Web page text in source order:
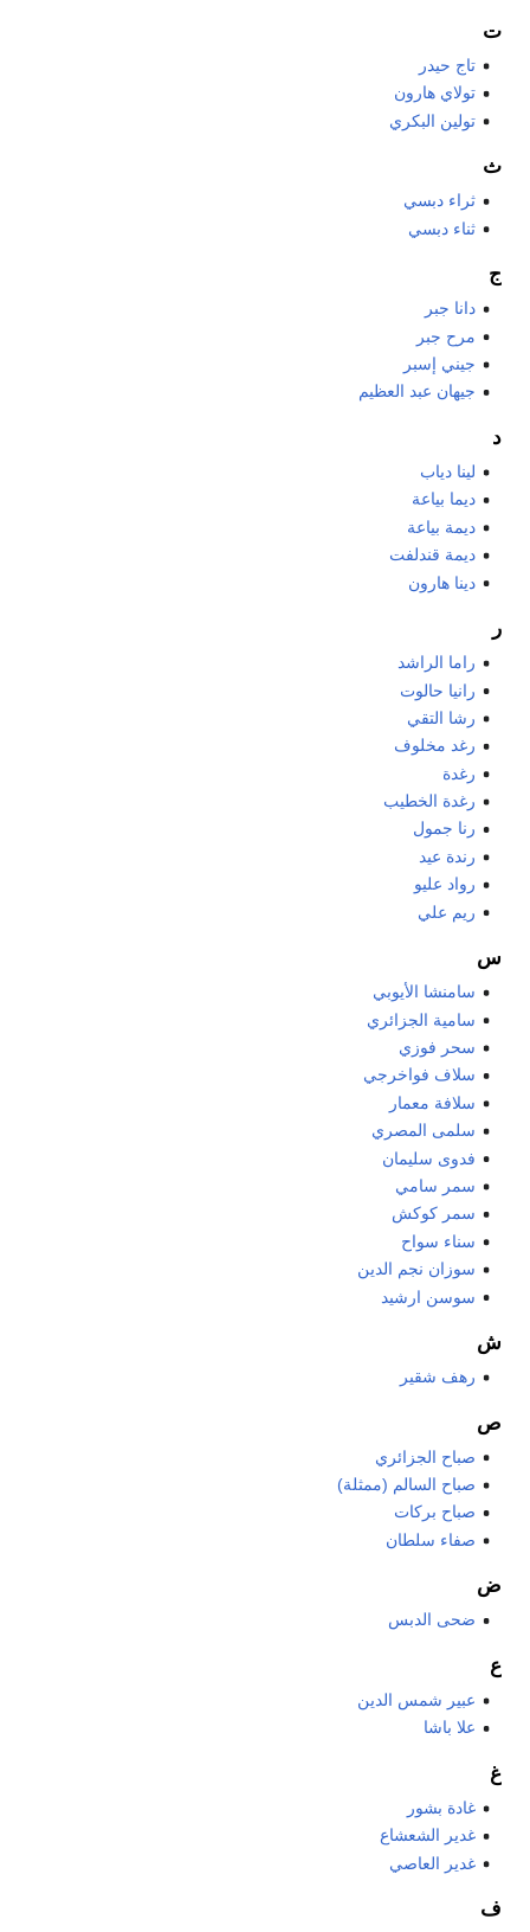
ت
تاج حيدر
تولاي هارون
تولين البكري
ث
ثراء دبسي
ثناء دبسي
ج
دانا جبر
مرح جبر
جيني إسبر
جيهان عبد العظيم
د
لينا دياب
ديما بياعة
ديمة بياعة
ديمة قندلفت
دينا هارون
ر
راما الراشد
رانيا حالوت
رشا التقي
رغد مخلوف
رغدة
رغدة الخطيب
رنا جمول
رندة عيد
رواد عليو
ريم علي
س
سامنشا الأيوبي
سامية الجزائري
سحر فوزي
سلاف فواخرجي
سلافة معمار
سلمى المصري
فدوى سليمان
سمر سامي
سمر كوكش
سناء سواح
سوزان نجم الدين
سوسن ارشيد
ش
رهف شقير
ص
صباح الجزائري
صباح السالم (ممثلة)
صباح بركات
صفاء سلطان
ض
ضحى الدبس
ع
عبير شمس الدين
علا باشا
غ
غادة بشور
غدير الشعشاع
غدير العاصي
ف